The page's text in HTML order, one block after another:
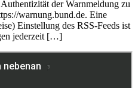
der Warnmeldung zu
warnung.bund.de. Eine
Einstellung des RSS-Feeds ist
jederzeit […]